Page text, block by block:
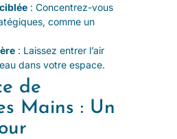
: Concentrez-vous
comme un
: Laissez entrer l’air
dans votre espace.
de
Mains : Un